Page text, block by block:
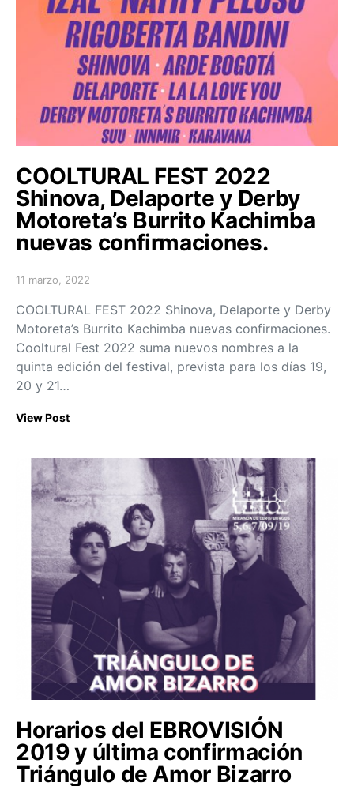
COOLTURAL FEST 2022
Shinova, Delaporte y Derby
Motoreta’s Burrito Kachimba
nuevas confirmaciones.
Posted on
11 marzo, 2022
COOLTURAL FEST 2022 Shinova, Delaporte y Derby
Motoreta’s Burrito Kachimba nuevas confirmaciones.
Cooltural Fest 2022 suma nuevos nombres a la
quinta edición del festival, prevista para los días 19,
20 y 21…
View Post
Horarios del EBROVISIÓN
2019 y última confirmación
Triángulo de Amor Bizarro